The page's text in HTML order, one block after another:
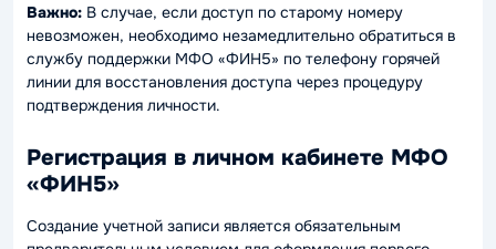
Важно: В случае, если доступ по старому номеру
невозможен, необходимо незамедлительно обратиться в
службу поддержки МФО «ФИН5» по телефону горячей
линии для восстановления доступа через процедуру
подтверждения личности.
Регистрация в личном кабинете МФО
«ФИН5»
Создание учетной записи является обязательным